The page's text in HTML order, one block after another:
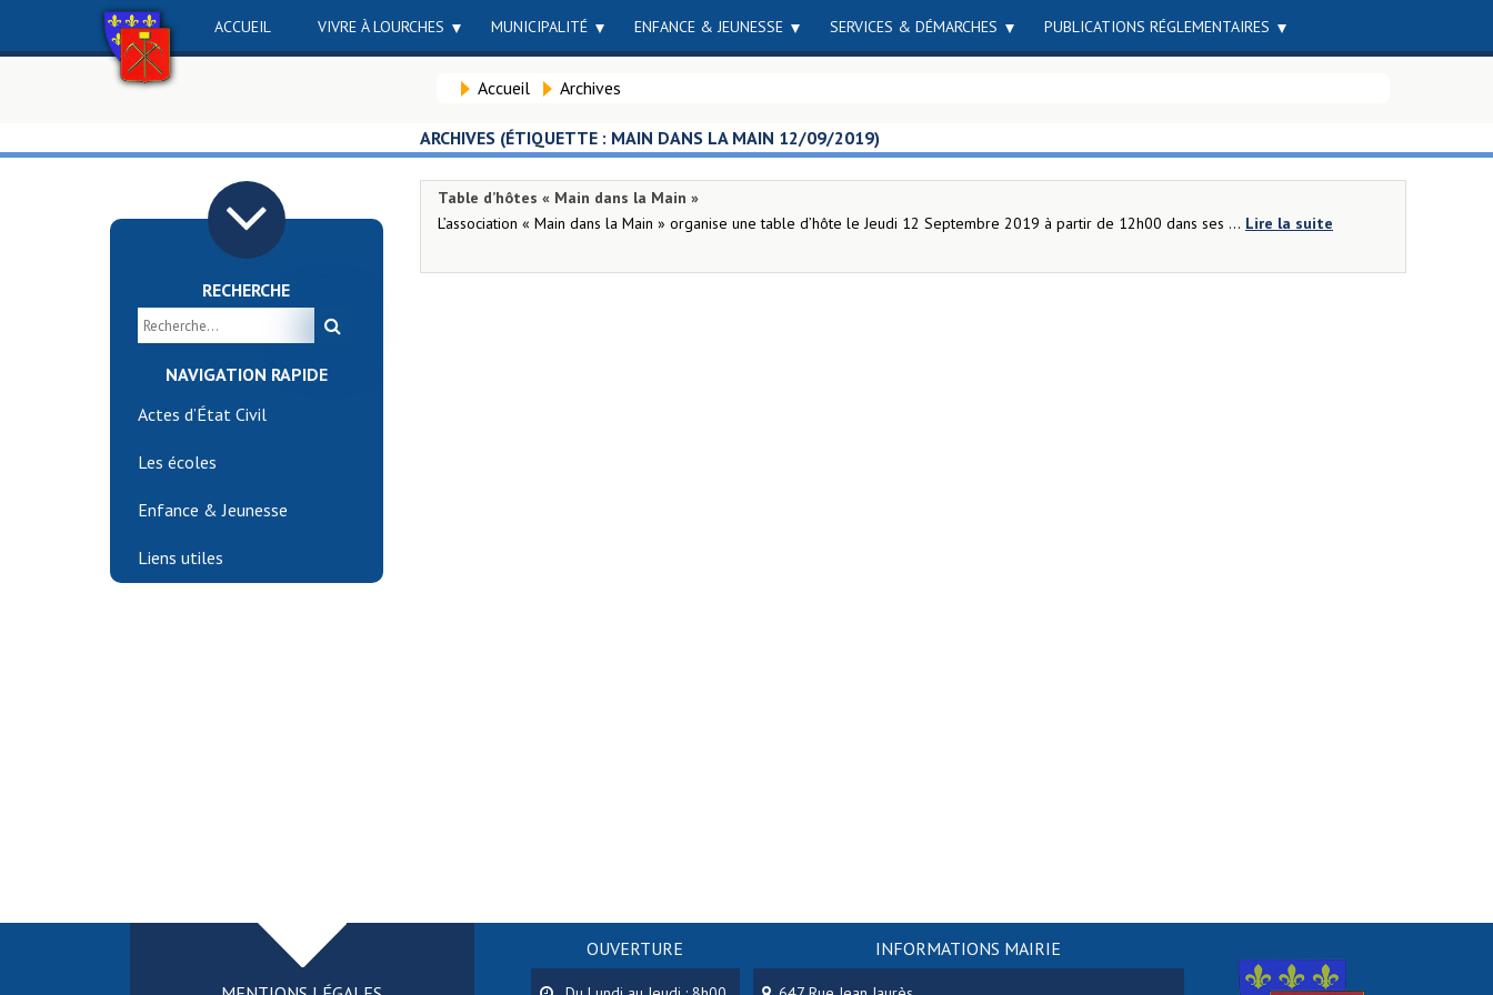
ACCUEIL VIVRE À LOURCHES MUNICIPALITÉ ENFANCE & JEUNESSE SERVICES & DÉMARCHES PUBLICATIONS RÉGLEMENTAIRES
Accueil Archives
ARCHIVES (ÉTIQUETTE : MAIN DANS LA MAIN 12/09/2019)
RECHERCHE
NAVIGATION RAPIDE
Actes d’État Civil
Les écoles
Enfance & Jeunesse
Liens utiles
Table d’hôtes « Main dans la Main »
L’association « Main dans la Main » organise une table d’hôte le Jeudi 12 Septembre 2019 à partir de 12h00 dans ses ... Lire la suite
OUVERTURE INFORMATIONS MAIRIE